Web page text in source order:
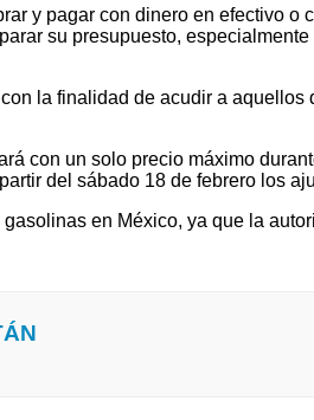
y pagar con dinero en efectivo o
su presupuesto,
la finalidad de acudir a
con un solo precio máximo
del sábado 18 de febrero los
en México, ya que la